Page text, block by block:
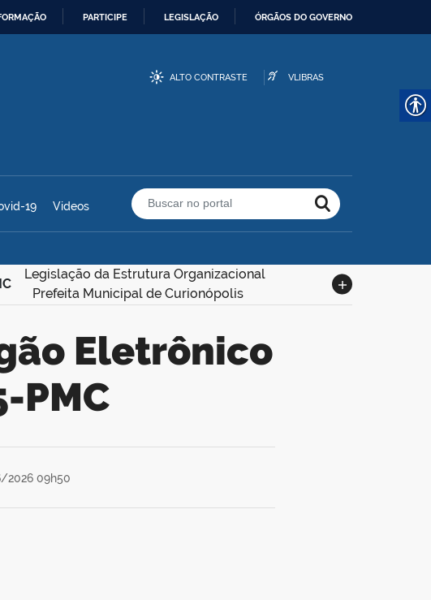
PARTICIPE LEGISLAÇÃO ÓRGÃOS DO GOVERNO
ALTO CONTRASTE VLIBRAS
19 Videos Buscar no portal
Legislação da Estrutura Organizacional
Prefeita Municipal de Curionópolis
PMC
2026 09h50